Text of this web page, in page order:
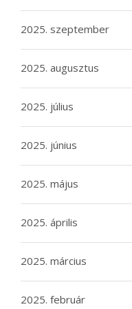
2025. szeptember
2025. augusztus
2025. július
2025. június
2025. május
2025. április
2025. március
2025. február